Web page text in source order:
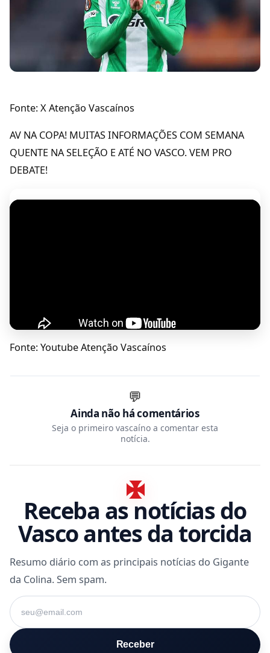
Fonte: X Atenção Vascaínos
AV NA COPA! MUITAS INFORMAÇÕES COM SEMANA
QUENTE NA SELEÇÃO E ATÉ NO VASCO. VEM PRO
DEBATE!
Fonte: Youtube Atenção Vascaínos
💬
Ainda não há comentários
Seja o primeiro vascaíno a comentar esta
notícia.
Receba as notícias do
Vasco antes da torcida
Resumo diário com as principais notícias do Gigante
da Colina. Sem spam.
Seu e-mail
Receber